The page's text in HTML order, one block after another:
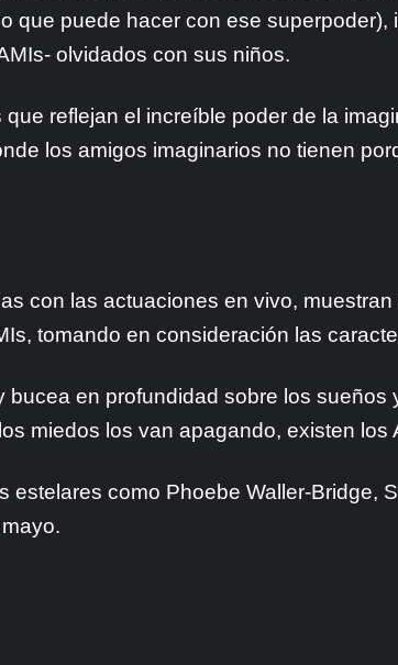
que puede hacer con ese
olvidados con sus niños.
reflejan el increíble poder de la
los amigos imaginarios no tienen
con las actuaciones en vivo,
tomando en consideración las
en profundidad sobre los
miedos los van apagando, existen
como Phoebe Waller-Bridge,